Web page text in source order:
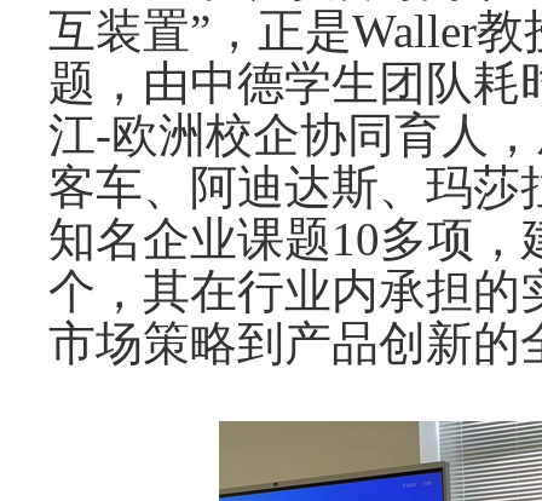
互装置”，正是Waller
题，由中德学生团队
江-欧洲校企协同育人
客车、阿迪达斯、玛莎
知名企业课题10多项
个，其在行业内承担的
市场策略到产品创新的